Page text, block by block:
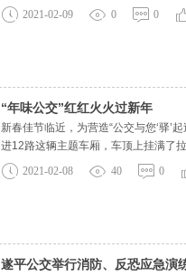
（免费乘公交活动截止到2020年2月
2021-02-09 0 0
“年味公交”红红火火过新年
新春佳节临近，为营造“公交与您‘驿’
进12路这辆主题车厢，车顶上挂满了
位后方还放置着一个便民服务袋，里
一商量，决定打造以
2021-02-08 40 0
遂平公交举行消防、反恐应急演